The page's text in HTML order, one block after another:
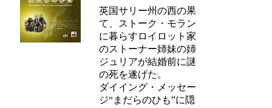
英国サリー州の西の果
て、ストーク・モラン
に暮らすロイロット家
のストーナー姉妹の姉
ジュリアが結婚前に謎
の死を遂げた。
ダイイング・メッセー
ジ“まだらのひも”に隠